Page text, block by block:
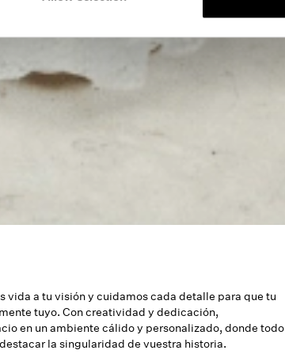
vida a tu visión y cuidamos cada detalle para que tu
tuyo. Con creatividad y dedicación,
en un ambiente cálido y personalizado, donde todo
la singularidad de vuestra historia.